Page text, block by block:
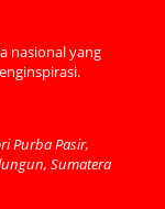
nasional yang
Purba Pasir,
Sumatera